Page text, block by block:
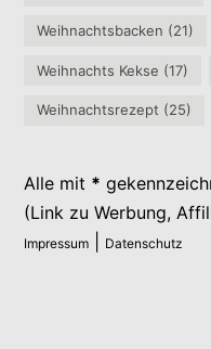
Weihnachtsbacken (21)
Weihnachts Kekse (17)
Weihnachtsrezept (25)
Alle mit *
(Link zu Werbung,
Impressum Datenschutz